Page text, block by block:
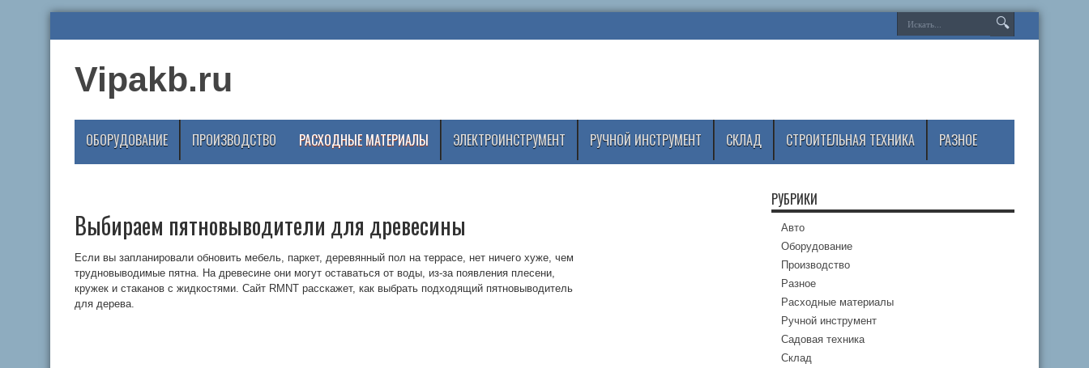
Vipakb.ru
ОБОРУДОВАНИЕ ПРОИЗВОДСТВО РАСХОДНЫЕ МАТЕРИАЛЫ ЭЛЕКТРОИНСТРУМЕНТ РУЧНОЙ ИНСТРУМЕНТ СКЛАД СТРОИТЕЛЬНАЯ ТЕХНИКА РАЗНОЕ
Выбираем пятновыводители для древесины
Если вы запланировали обновить мебель, паркет, деревянный пол на террасе, нет ничего хуже, чем
трудновыводимые пятна. На древесине они могут оставаться от воды, из-за появления плесени,
кружек и стаканов с жидкостями. Сайт RMNT расскажет, как выбрать подходящий пятновыводитель
для дерева.
РУБРИКИ
Авто
Оборудование
Производство
Разное
Расходные материалы
Ручной инструмент
Садовая техника
Склад